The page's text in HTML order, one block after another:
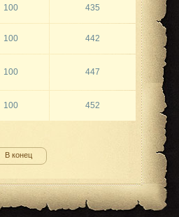
100 435
100 442
100 447
100 452
В конец